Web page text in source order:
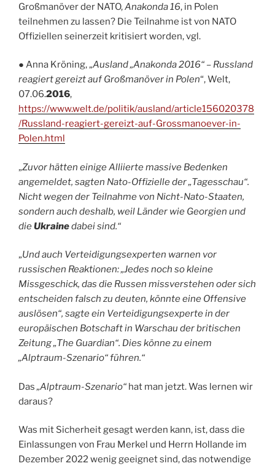
Großmanöver der NATO,Anakonda 16, in Polen
teilnehmen zu lassen? Die Teilnahme ist von NATO
Offiziellen seinerzeit kritisiert worden, vgl.
● Anna Kröning, „Ausland „Anakonda 2016“ – Russland
reagiert gereizt auf Großmanöver in Polen“, Welt,
07.06.2016,
https://www.welt.de/politik/ausland/article156020378
/Russland-reagiert-gereizt-auf-Grossmanoever-in-
Polen.html
„Zuvor hätten einige Alliierte massive Bedenken
angemeldet, sagten Nato-Offizielle der „Tagesschau“.
Nicht wegen der Teilnahme von Nicht-Nato-Staaten,
sondern auch deshalb, weil Länder wie Georgien und
dieUkrainedabei sind.“
„Und auch Verteidigungsexperten warnen vor
russischen Reaktionen: „Jedes noch so kleine
Missgeschick, das die Russen missverstehen oder sich
entscheiden falsch zu deuten, könnte eine Offensive
auslösen“, sagte ein Verteidigungsexperte in der
europäischen Botschaft in Warschau der britischen
Zeitung „The Guardian“. Dies könne zu einem
„Alptraum-Szenario“ führen.“
Das„Alptraum-Szenario“ hat man jetzt. Was lernen wir
daraus?
Was mit Sicherheit gesagt werden kann, ist, dass die
Einlassungen von Frau Merkel und Herrn Hollande im
Dezember 2022 wenig geeignet sind, das notwendige